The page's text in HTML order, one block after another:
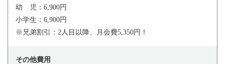
幼 児：6,900円
小学生：6,900円
※兄弟割引：2人目以降、月会費5,350円！
その他費用